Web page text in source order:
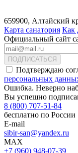
659900, Алтайский
Карта санатория Как
Официальный сайт
ПОДПИСАТЬСЯ
Подтверждаю
персональных
Ошибка. Неверно
Вы успешно
8 (800) 707-51-84
бесплатно по России
E-mail
sibir-san@yandex.ru
MAX
+7 (960) 948-07-39